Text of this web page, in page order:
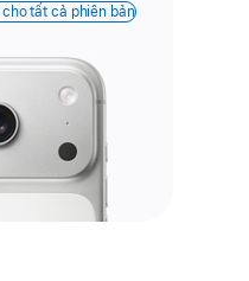
cho tất cả phiên bản